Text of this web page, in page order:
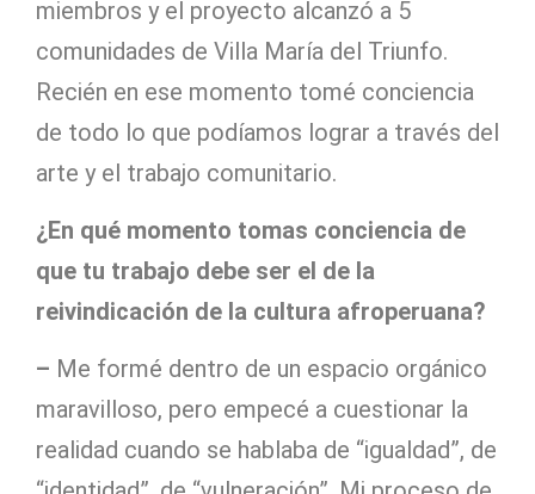
miembros y el proyecto alcanzó a 5
comunidades de Villa María del Triunfo.
Recién en ese momento tomé conciencia
de todo lo que podíamos lograr a través del
arte y el trabajo comunitario.
¿En qué momento tomas conciencia de
que tu trabajo debe ser el de la
reivindicación de la cultura afroperuana?
– Me formé dentro de un espacio orgánico
maravilloso, pero empecé a cuestionar la
realidad cuando se hablaba de “igualdad”, de